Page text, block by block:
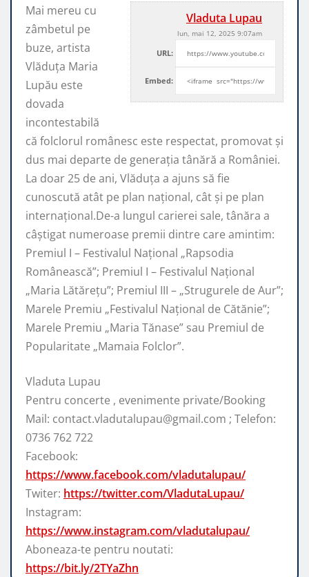
Vladuta Lupau
lun, mai 12, 2025 9:07am
URL:
Embed:
Mai mereu cu
zâmbetul pe
buze, artista
Vlăduța Maria
Lupău este
dovada
incontestabilă
că folclorul românesc este respectat, promovat şi
dus mai departe de generaţia tânără a României.
La doar 25 de ani, Vlăduța a ajuns să fie
cunoscută atât pe plan naţional, cât şi pe plan
internaţional.De-a lungul carierei sale, tânăra a
câştigat numeroase premii dintre care amintim:
Premiul I – Festivalul Național „Rapsodia
Românească”; Premiul I – Festivalul Național
„Maria Lătărețu”; Premiul III – „Strugurele de Aur”;
Marele Premiu „Festivalul Național de Cătănie”;
Marele Premiu „Maria Tănase” sau Premiul de
Popularitate „Mamaia Folclor”.
Vladuta Lupau
Pentru concerte , evenimente private/Booking
Mail: contact.vladutalupau@gmail.com ; Telefon:
0736 762 722
Facebook:
https://www.facebook.com/vladutalupau/
Twiter: https://twitter.com/VladutaLupau/
Instagram:
https://www.instagram.com/vladutalupau/
Aboneaza-te pentru noutati:
https://bit.ly/2TYaZhn